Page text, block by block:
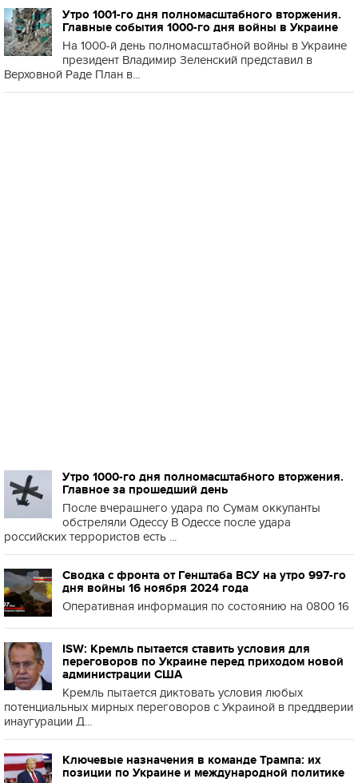
Утро 1001-го дня полномасштабного вторжения.
Главные события 1000-го дня войны в Украине
На 1000-й день полномасштабной войны в Украине
президент Владимир Зеленский представил в
Верховной Раде План в...
Утро 1000-го дня полномасштабного вторжения.
Главное за прошедший день
После вчерашнего удара по Сумам оккупанты
обстреляли Одессу В Одессе после удара
российских террористов есть ...
Сводка с фронта от Генштаба ВСУ на утро 997-го
дня войны 16 ноября 2024 года
Оперативная информация по состоянию на 0800 16
ISW: Кремль пытается ставить условия для
переговоров по Украине перед приходом новой
администрации США
Кремль пытается диктовать условия любых
потенциальных мирных переговоров с Украиной в преддверии
инаугурации Д...
Ключевые назначения в команде Трампа: их
позиции по Украине и международной политике